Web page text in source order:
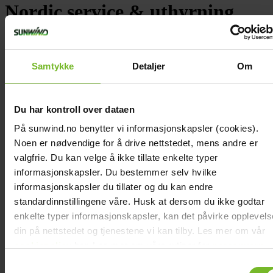
Samtykke Detaljer Om
Du har kontroll over dataen
På sunwind.no benytter vi informasjonskapsler (cookies).
Noen er nødvendige for å drive nettstedet, mens andre er
valgfrie. Du kan velge å ikke tillate enkelte typer
informasjonskapsler. Du bestemmer selv hvilke
informasjonskapsler du tillater og du kan endre
standardinnstillingene våre. Husk at dersom du ikke godtar
enkelte typer informasjonskapsler, kan det påvirke
din på nettstedet og tjenestene vi kan tilby. Les mer om vår
Toalett
Grill & Fritid chevron_right
Lacanche
chevron_right
Nordic service & uthyrning
Click & collect
Adress:Hantverkargatan 8, 681 42, Kristinehamn
Öppettider:
Mån-Fre: 7.00-16.00
Lunchstängt mellan 12.00-13.00
Om butiken